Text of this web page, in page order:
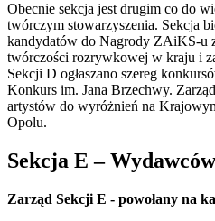
Obecnie sekcja jest drugim co do
twórczym stowarzyszenia. Sekcja
kandydatów do Nagrody ZAiKS-u
twórczości rozrywkowej w kraju i
Sekcji D ogłaszano szereg
Konkurs im. Jana Brzechwy.
artystów do wyróżnień na
Opolu.
Sekcja E –
Zarząd Sekcji E - powołany na